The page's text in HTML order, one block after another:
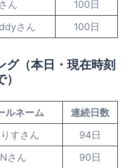
ん
100日
さん 100日
グ（本日・現在時刻
ルネーム
連続日数
すさん
94日
さん
90日